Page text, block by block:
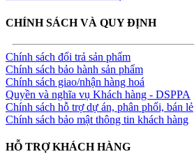
CHÍNH SÁCH VÀ QUY ĐỊNH
Chính sách đổi trả sản phẩm
Chính sách bảo hành sản phẩm
Chính sách giao/nhận hàng hoá
Quyền và nghĩa vụ Khách hàng - DSPPA
Chính sách hỗ trợ dự án, phân phối, bán lẻ
Chính sách bảo mật thông tin khách hàng
HỖ TRỢ KHÁCH HÀNG